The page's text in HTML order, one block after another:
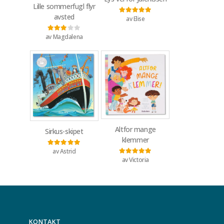
Lille sommerfugl flyr
avsted
Vurdert3av 5
av Magdalena
Vurdert5
av Elise
Sirkus-skipet
Vurdert5
av Astrid
Altfor mange
klemmer
Vurdert5av 5
av Victoria
KONTAKT